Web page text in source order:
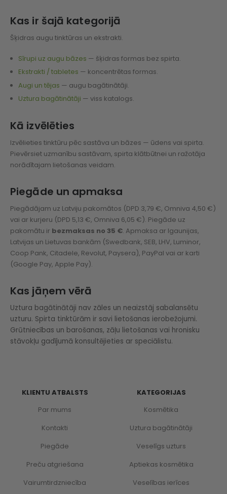
Kas ir šajā kategorijā
Šķidras augu tinktūras un ekstrakti.
Sīrupi uz augu bāzes — šķidras formas bez spirta.
Ekstrakti / tabletes — koncentrētas formas.
Augi un tējas — augu bagātinātāji.
Uztura bagātinātāji — viss katalogs.
Kā izvēlēties
Izvēlieties tinktūru pēc sastāva un bāzes — ūdens vai spirta.
Pievērsiet uzmanību sastāvam, spirta klātbūtnei un ražotāja
norādītajam lietošanas veidam.
Piegāde un apmaksa
Piegādājam uz Latviju pakomātos (DPD 3,79 €, Omniva 4,50 €)
vai ar kurjeru (DPD 5,13 €, Omniva 6,05 €). Piegāde uz
pakomātu ir bezmaksas no 35 €. Apmaksa ar Igaunijas,
Latvijas un Lietuvas bankām (Swedbank, SEB, LHV, Luminor,
Coop Pank, Citadele, Revolut, Paysera), PayPal vai ar karti
(Google Pay, Apple Pay).
Kas jāņem vērā
Uztura bagātinātāji nav zāles un neaizstāj sabalansētu
uzturu. Spirta tinktūrām ir savi lietošanas ierobežojumi.
Grūtniecības un barošanas, zāļu lietošanas vai hronisku
stāvokļu gadījumā konsultējieties ar speciālistu.
KLIENTU ATBALSTS
Par mums
Kontakti
Piegāde
Preču atgriešana
Vairumtirdzniecība
KATEGORIJAS
Kosmētika
Uztura bagātinātāji
Veselīgs uzturs
Aptiekas kosmētika
Veselības ierīces